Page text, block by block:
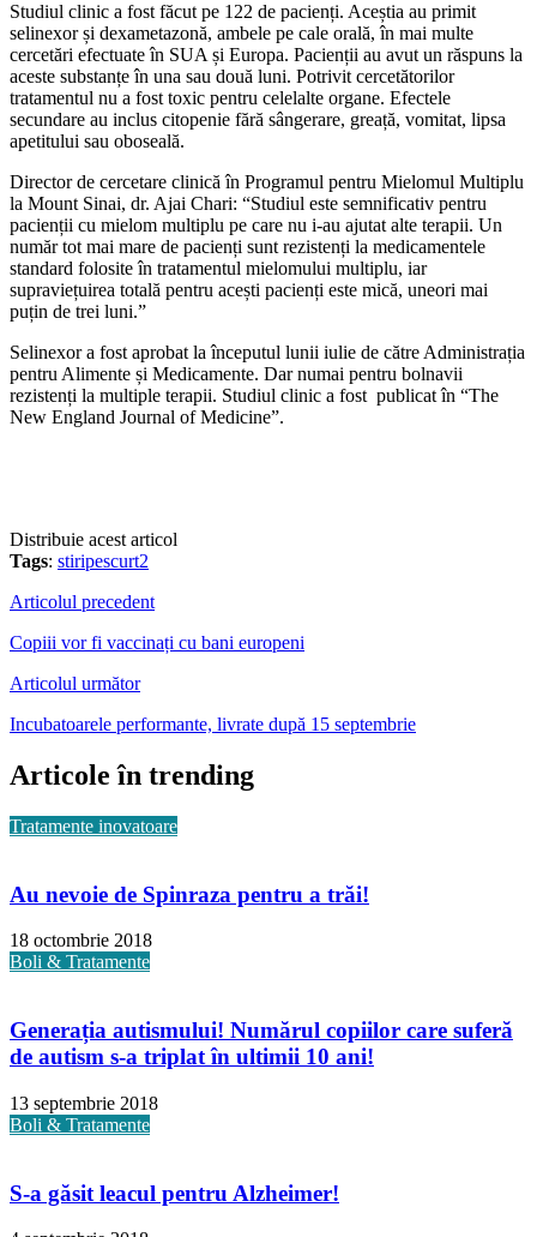
Studiul clinic a fost făcut pe 122 de pacienți. Aceștia au primit
selinexor și dexametazonă, ambele pe cale orală, în mai multe
cercetări efectuate în SUA și Europa. Pacienții au avut un răspuns la
aceste substanțe în una sau două luni. Potrivit cercetătorilor
tratamentul nu a fost toxic pentru celelalte organe. Efectele
secundare au inclus citopenie fără sângerare, greață, vomitat, lipsa
apetitului sau oboseală.
Director de cercetare clinică în Programul pentru Mielomul Multiplu
la Mount Sinai, dr. Ajai Chari: “Studiul este semnificativ pentru
pacienții cu mielom multiplu pe care nu i-au ajutat alte terapii. Un
număr tot mai mare de pacienți sunt rezistenți la medicamentele
standard folosite în tratamentul mielomului multiplu, iar
supraviețuirea totală pentru acești pacienți este mică, uneori mai
puțin de trei luni.”
Selinexor a fost aprobat la începutul lunii iulie de către Administrația
pentru Alimente și Medicamente. Dar numai pentru bolnavii
rezistenți la multiple terapii. Studiul clinic a fost publicat în “The
New England Journal of Medicine”.
Distribuie acest articol
Tags: stiripescurt2
Articolul precedent
Copiii vor fi vaccinați cu bani europeni
Articolul următor
Incubatoarele performante, livrate după 15 septembrie
Articole în trending
Tratamente inovatoare
Au nevoie de Spinraza pentru a trăi!
18 octombrie 2018
Boli & Tratamente
Generația autismului! Numărul copiilor care suferă
de autism s-a triplat în ultimii 10 ani!
13 septembrie 2018
Boli & Tratamente
S-a găsit leacul pentru Alzheimer!